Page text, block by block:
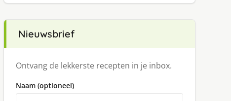
Nieuwsbrief
Ontvang de lekkerste recepten in je inbox.
Naam (optioneel)